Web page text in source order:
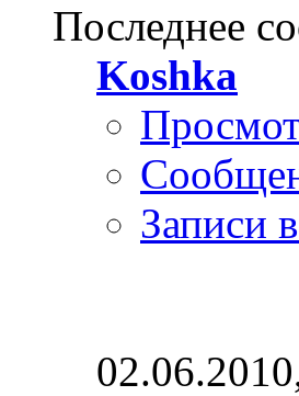
Последнее
Koshka
Записи